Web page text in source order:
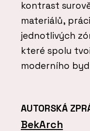
kontrast
materiálů,
jednotlivých
které spolu
moderního
AUTORSKÁ
BekArch